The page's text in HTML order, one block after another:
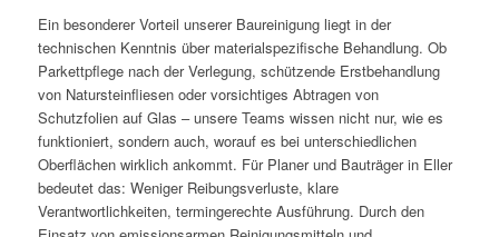
Ein besonderer Vorteil unserer Baureinigung liegt in der
technischen Kenntnis über materialspezifische Behandlung. Ob
Parkettpflege nach der Verlegung, schützende Erstbehandlung
von Natursteinfliesen oder vorsichtiges Abtragen von
Schutzfolien auf Glas – unsere Teams wissen nicht nur, wie es
funktioniert, sondern auch, worauf es bei unterschiedlichen
Oberflächen wirklich ankommt. Für Planer und Bauträger in Eller
bedeutet das: Weniger Reibungsverluste, klare
Verantwortlichkeiten, termingerechte Ausführung. Durch den